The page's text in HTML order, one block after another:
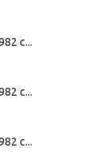
с...
с...
с...